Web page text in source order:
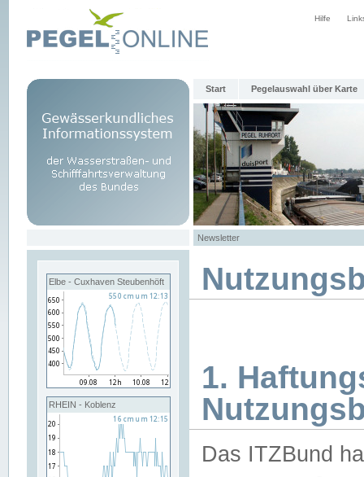
Hilfe
Start Pegelauswahl über Karte
Newsletter
Elbe - Cuxhaven Steubenhöft
RHEIN - Koblenz
1.
Das ITZBund